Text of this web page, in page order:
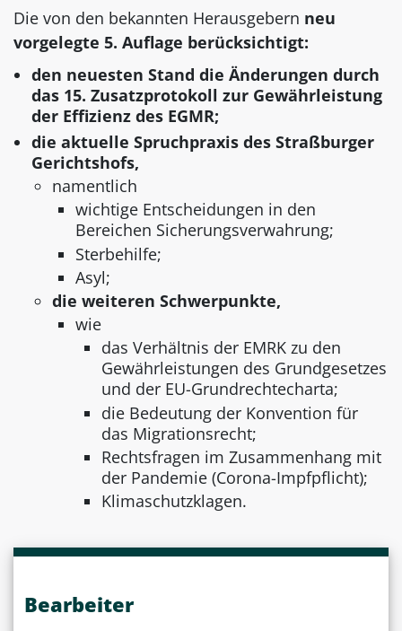
Die von den bekannten Herausgebern neu
vorgelegte 5. Auflage berücksichtigt:
den neuesten Stand die Änderungen durch
das 15. Zusatzprotokoll zur Gewährleistung
der Effizienz des EGMR;
die aktuelle Spruchpraxis des Straßburger
Gerichtshofs,
namentlich
wichtige Entscheidungen in den
Bereichen Sicherungsverwahrung;
Sterbehilfe;
Asyl;
die weiteren Schwerpunkte,
wie
das Verhältnis der EMRK zu den
Gewährleistungen des Grundgesetzes
und der EU-Grundrechtecharta;
die Bedeutung der Konvention für
das Migrationsrecht;
Rechtsfragen im Zusammenhang mit
der Pandemie (Corona-Impfpflicht);
Klimaschutzklagen.
Bearbeiter